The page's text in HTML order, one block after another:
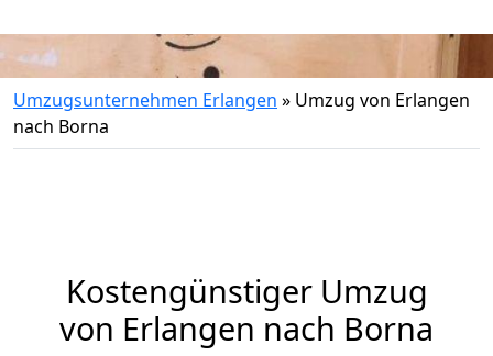
Umzugsunternehmen Erlangen » Umzug von Erlangen
nach Borna
Kostengünstiger Umzug
von Erlangen nach Borna